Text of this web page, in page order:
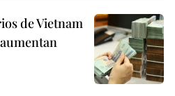
de Vietnam